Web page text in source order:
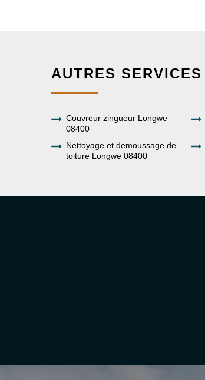
AUTRES SERVICES
Couvreur zingueur Longwe
08400
Nettoyage et demoussage de
toiture Longwe 08400